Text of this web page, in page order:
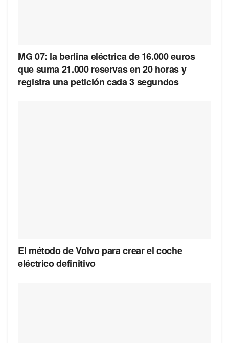
MG 07: la berlina eléctrica de 16.000 euros
que suma 21.000 reservas en 20 horas y
registra una petición cada 3 segundos
El método de Volvo para crear el coche
eléctrico definitivo